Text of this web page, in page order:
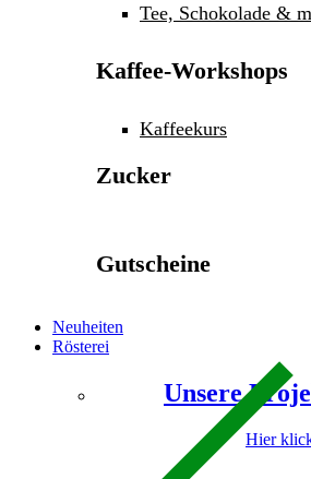
Tee, Schokolade &
Kaffee-Workshops
Kaffeekurs
Zucker
Gutscheine
Neuheiten
Rösterei
Unsere
Hier